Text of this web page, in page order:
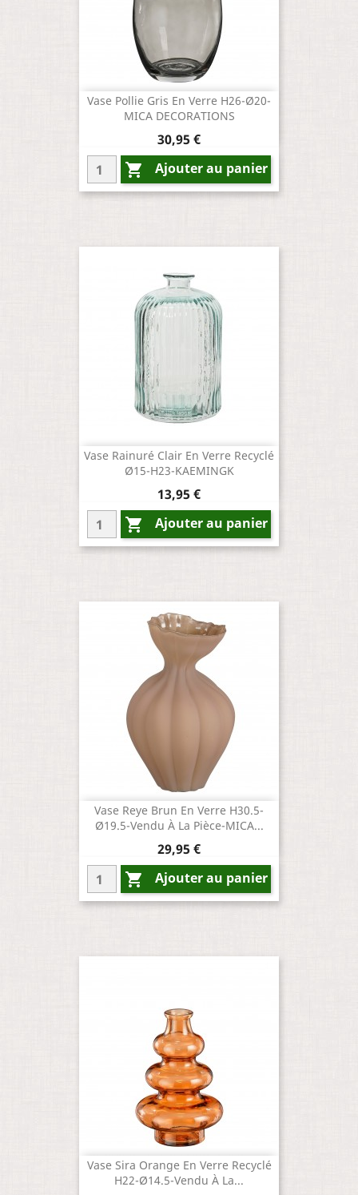
Vase Pollie Gris En Verre H26-Ø20-
MICA DECORATIONS
Prix
30,95 €
 Ajouter au panier
Vase Rainuré Clair En Verre Recyclé
Ø15-H23-KAEMINGK
Prix
13,95 €
 Ajouter au panier
Vase Reye Brun En Verre H30.5-
Ø19.5-Vendu À La Pièce-MICA...
Prix
29,95 €
 Ajouter au panier
Vase Sira Orange En Verre Recyclé
H22-Ø14.5-Vendu À La...